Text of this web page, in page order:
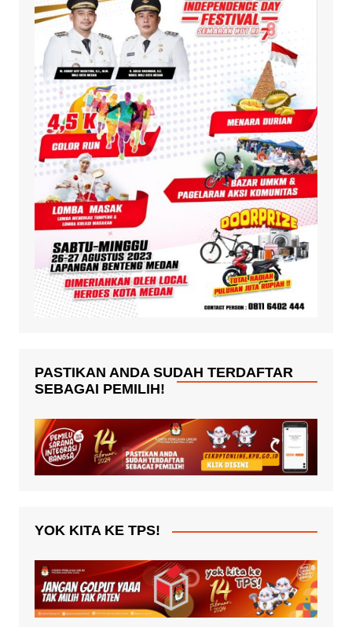
PASTIKAN ANDA SUDAH TERDAFTAR
SEBAGAI PEMILIH!
YOK KITA KE TPS!